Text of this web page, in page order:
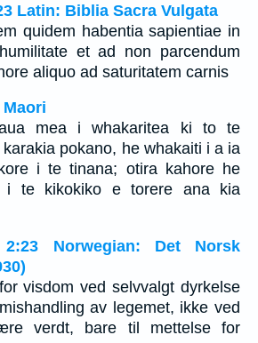
Latin: Biblia Sacra Vulgata
quidem habentia sapientiae in
et ad non parcendum
aliquo ad saturitatem carnis
mea i whakaritea ki to te
pokano, he whakaiti i a ia
i te tinana; otira kahore he
i te kikokiko e torere ana kia
2:23 Norwegian: Det Norsk
visdom ved selvvalgt dyrkelse
av legemet, ikke ved
verdt, bare til mettelse for